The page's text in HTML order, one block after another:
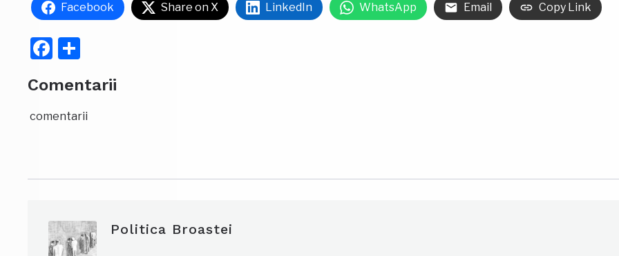
Facebook Share on X LinkedIn WhatsApp Email Copy Link
Facebook
Comentarii
comentarii
Politica Broastei